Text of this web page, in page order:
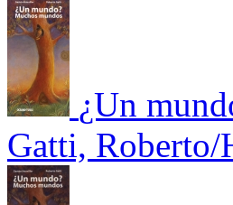
¿Un
Gatti, Roberto/